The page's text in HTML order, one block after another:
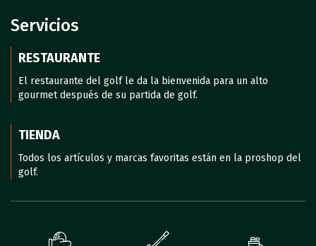
Servicios
RESTAURANTE
El restaurante del golf le da la bienvenida para un alto
gourmet después de su partida de golf.
TIENDA
Todos los artículos y marcas favoritas están en la proshop del
golf.